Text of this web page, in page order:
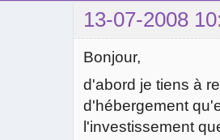
13-07-2008
Bonjour,
d'abord je tiens à
d'hébergement
l'investissement